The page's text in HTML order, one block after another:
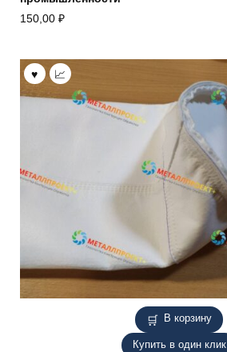
150,00 ₽
В корзину
Купить в один клик